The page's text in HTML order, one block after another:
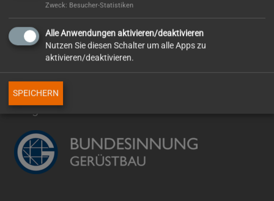
Erweiterungsbau
Podologie Ruck
Kellerdeckendämmung
Mitgliedschaften
Zweck: Besucher-Statistiken
Alle Anwendungen aktivieren/deaktivieren
Nutzen Sie diesen Schalter um alle Apps zu
aktivieren/deaktivieren.
SPEICHERN